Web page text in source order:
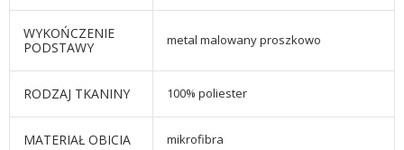
WYKOŃCZENIE
PODSTAWY
metal malowany proszkowo
RODZAJ TKANINY 100% poliester
MATERIAŁ OBICIA mikrofibra